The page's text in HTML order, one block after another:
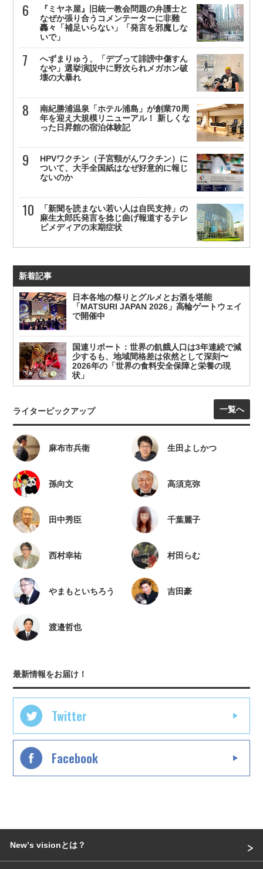
『ミヤネ屋』旧統一教会問題の弁護士と
なぜか張り合うコメンテーターに非難
轟々「補足いらない」「発言を邪魔しな
いで」
へずまりゅう、「デブって誹謗中傷すん
なや」選挙演説中に野次られメガホン破
壊の大暴れ
南紀勝浦温泉「ホテル浦島」が創業70周
年を迎え大規模リニューアル！ 新しくな
った日昇館の宿泊体験記
HPVワクチン（子宮頸がんワクチン）に
ついて、大手全国紙はなぜ好意的に報じ
ないのか
「新聞を読まない若い人は自民支持」の
麻生太郎氏発言を捻じ曲げ報道するテレ
ビメディアの末期症状
新着記事
日本各地の祭りとグルメとお酒を堪能
「MATSURI JAPAN 2026」高輪ゲートウェイ
で開催中
国連リポート：世界の飢餓人口は3年連続で減
少するも、地域間格差は依然として深刻〜
2026年の「世界の食料安全保障と栄養の現
状」
ライターピックアップ 一覧へ
麻布市兵衛 生田よしかつ
孫向文 高須克弥
田中秀臣 千葉麗子
西村幸祐 村田らむ
やまもといちろう 吉田豪
渡邉哲也
最新情報をお届け！
Twitter
Facebook
Newʼs visionとは？